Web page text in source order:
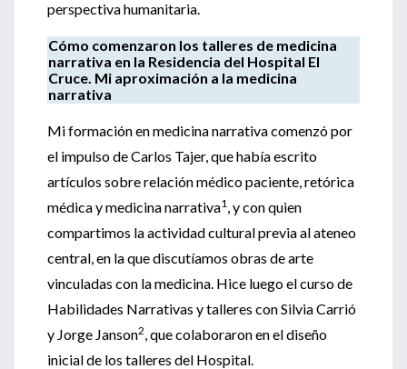
perspectiva humanitaria.
Cómo comenzaron los talleres de medicina
narrativa en la Residencia del Hospital El
Cruce. Mi aproximación a la medicina
narrativa
Mi formación en medicina narrativa comenzó por
el impulso de Carlos Tajer, que había escrito
artículos sobre relación médico paciente, retórica
médica y medicina narrativa1, y con quien
compartimos la actividad cultural previa al ateneo
central, en la que discutíamos obras de arte
vinculadas con la medicina. Hice luego el curso de
Habilidades Narrativas y talleres con Silvia Carrió
y Jorge Janson2, que colaboraron en el diseño
inicial de los talleres del Hospital.